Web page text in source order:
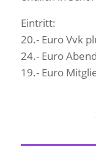
Eintritt:
20.- Euro Vvk
24.- Euro
19.- Euro